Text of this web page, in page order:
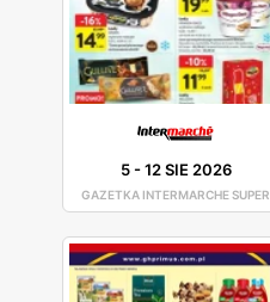
5-12 SIE 2026
GAZETKA INTERMARCHE SUPER